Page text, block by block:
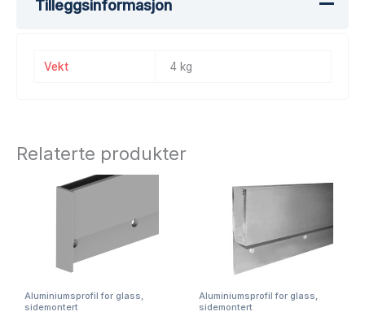
Tilleggsinformasjon
Vekt 4 kg
Relaterte produkter
Aluminiumsprofil for glass,
sidemontert
Aluminiumsprofil for glass,
sidemontert